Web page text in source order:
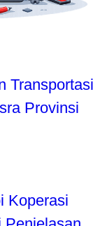
Transportasi
Provinsi
Koperasi